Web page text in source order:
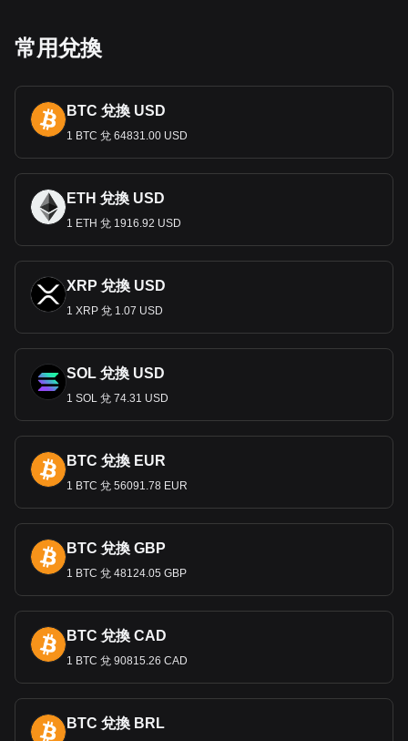
元掛鉤，這有助於穩定其價值。然而，
務違約和隨之而來的全球金融危機，巴西被迫部分雷亞爾兌美
巴西雷亞爾紙幣和硬幣
巴西硬幣的面額有5、10、25
由巴西中央銀行發行，面額有2、5、10、20、50、100和
200雷亞爾。這些便箋具有各種安全增強功能，旨在幫助視障
人士。
巴西發行了多種紀念幣和紙幣，包括紀念葡萄牙登陸
LUNC和USTC
巴西雷亞爾(BRL)和美元
個重要方面，特別是在匯率和貿易方面。最初，雷亞爾於
1994年推出後與美元掛鉤，建立固定匯率以穩定巴西當時動
盪的經濟。這種掛鉤是巴西控制惡性通貨膨脹和促進經濟
的更廣泛策略的一部分。
受到市場力量的影響，包括巴西的經濟表現、通貨膨脹率、政
治穩定性和全球金融市場趨勢。美元
指標，影響貿易平衡、投資流動和經濟政策。
匯率是 PI 兌換 BRL，Pi 的貨幣代碼是 PI。立即使用
我們的加密貨幣計算器，查看您的加密貨幣可以兌換
常用兌換
BTC 兌換 USD
1 BTC 兌 64831.00 USD
ETH 兌換 USD
1 ETH 兌 1916.92 USD
XRP 兌換 USD
1 XRP 兌 1.07 USD
SOL 兌換 USD
1 SOL 兌 74.31 USD
BTC 兌換 EUR
1 BTC 兌 56091.78 EUR
BTC 兌換 GBP
1 BTC 兌 48124.05 GBP
BTC 兌換 CAD
1 BTC 兌 90815.26 CAD
BTC 兌換 BRL